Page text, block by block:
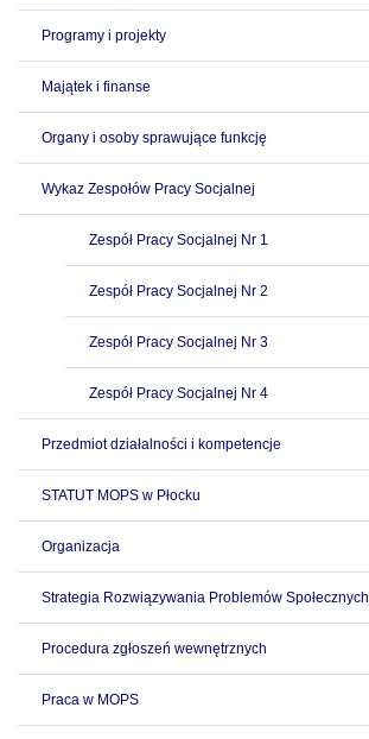
Programy i projekty
Majątek i finanse
Organy i osoby sprawujące funkcję
Wykaz Zespołów Pracy Socjalnej
Zespół Pracy Socjalnej Nr 1
Zespół Pracy Socjalnej Nr 2
Zespół Pracy Socjalnej Nr 3
Zespół Pracy Socjalnej Nr 4
Przedmiot działalności i kompetencje
STATUT MOPS w Płocku
Organizacja
Strategia Rozwiązywania Problemów Społecznych
Procedura zgłoszeń wewnętrznych
Praca w MOPS